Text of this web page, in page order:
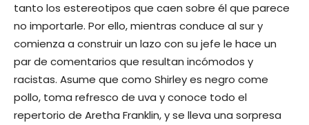
tanto los estereotipos que caen sobre él que parece
no importarle. Por ello, mientras conduce al sur y
comienza a construir un lazo con su jefe le hace un
par de comentarios que resultan incómodos y
racistas. Asume que como Shirley es negro come
pollo, toma refresco de uva y conoce todo el
repertorio de Aretha Franklin, y se lleva una sorpresa